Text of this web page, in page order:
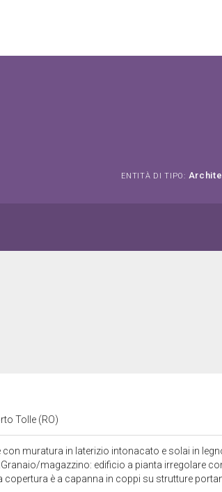
ENTITÀ DI TIPO:
Tolle (RO)
muratura in laterizio intonacato e solai in
magazzino: edificio a pianta irregolare
copertura è a capanna in coppi su strutture